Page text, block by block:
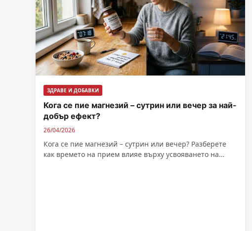
ЗДРАВЕ И ДОБАВКИ
Кога се пие магнезий – сутрин или вечер за най-
добър ефект?
26/04/2026
Кога се пие магнезий – сутрин или вечер? Разберете
как времето на прием влияе върху усвояването на